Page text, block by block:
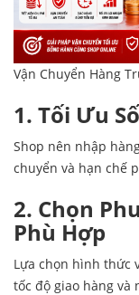
Vận Chuyển Hàng
1. Tối Ưu
Shop nên nhập
chuyển và hạn chế
2. Chọn
Phù Hợp
Lựa chọn hình thức
tốc độ giao hàng và